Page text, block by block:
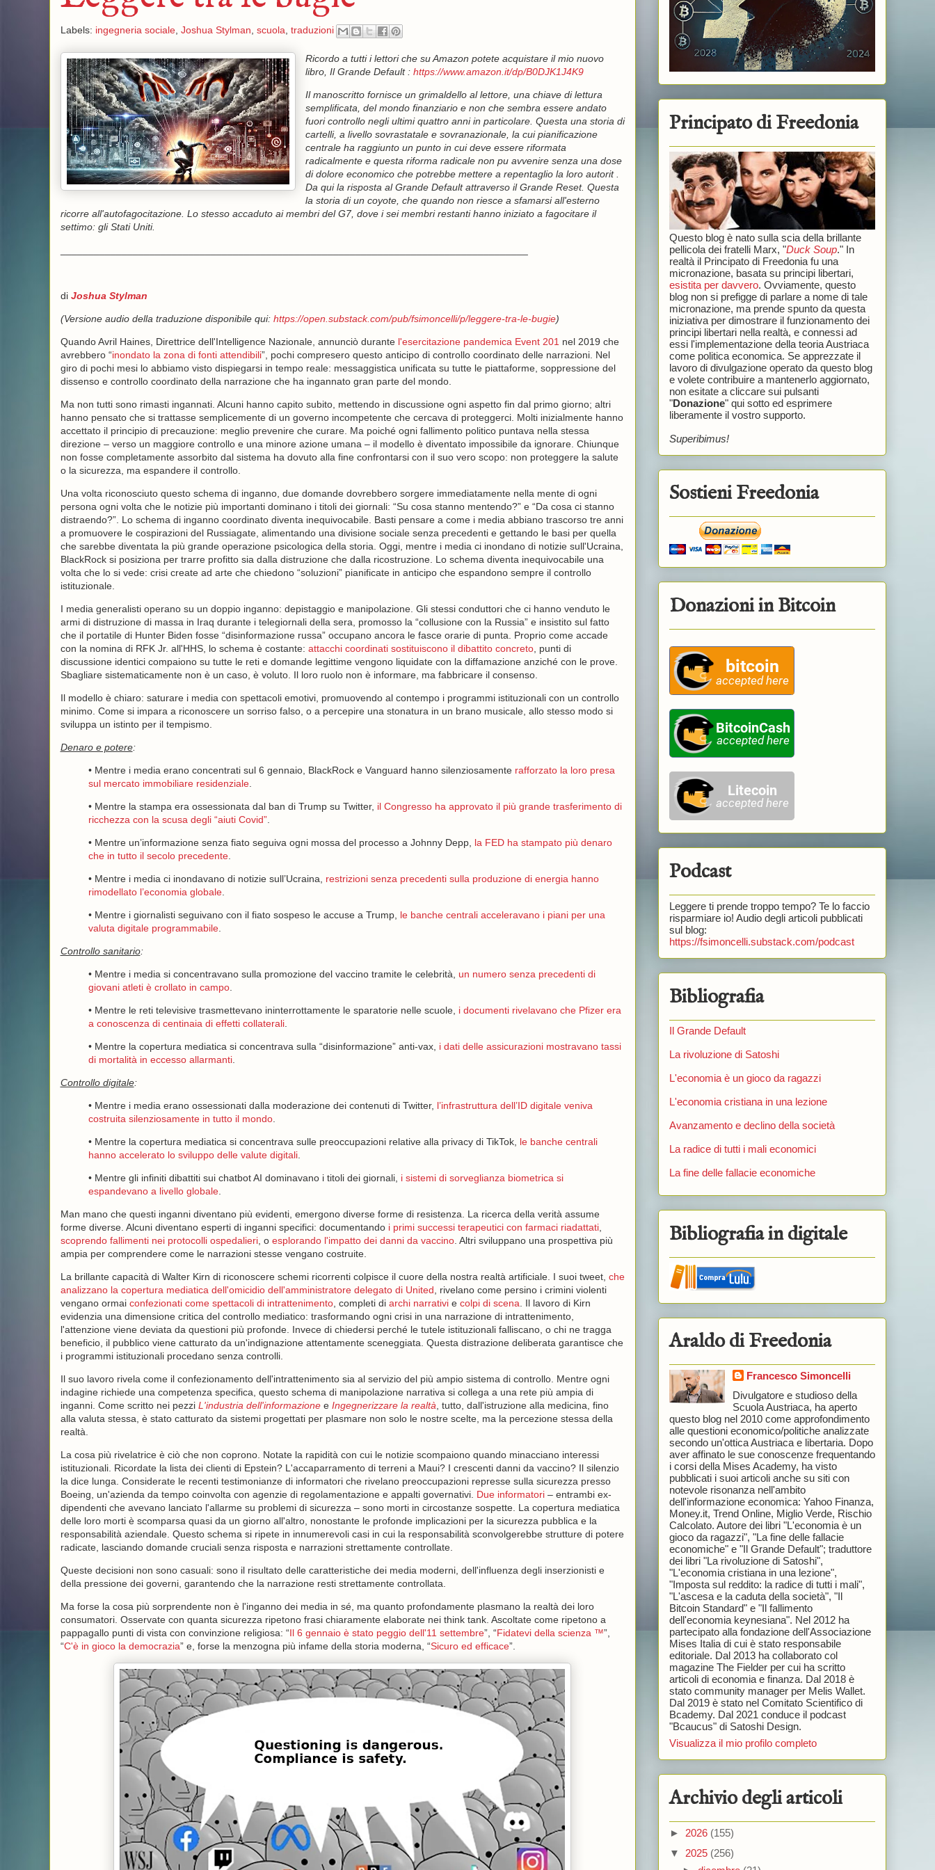
Labels: ingegneria sociale, Joshua Stylman, scuola, traduzioni
Ricordo a tutti i lettori che su Amazon potete acquistare il mio nuovo
libro, Il Grande Default : https://www.amazon.it/dp/B0DJK1J4K9
Il manoscritto fornisce un grimaldello al lettore, una chiave di lettura
semplificata, del mondo finanziario e non che sembra essere andato
fuori controllo negli ultimi quattro anni in particolare. Questa una storia di
cartelli, a livello sovrastatale e sovranazionale, la cui pianificazione
centrale ha raggiunto un punto in cui deve essere riformata
radicalmente e questa riforma radicale non pu avvenire senza una dose
di dolore economico che potrebbe mettere a repentaglio la loro autorit .
Da qui la risposta al Grande Default attraverso il Grande Reset. Questa
la storia di un coyote, che quando non riesce a sfamarsi all'esterno
ricorre all'autofagocitazione. Lo stesso accaduto ai membri del G7, dove i sei membri restanti hanno iniziato a fagocitare il
settimo: gli Stati Uniti.
di Joshua Stylman
(Versione audio della traduzione disponibile qui: https://open.substack.com/pub/fsimoncelli/p/leggere-tra-le-bugie)
Quando Avril Haines, Direttrice dell'Intelligence Nazionale, annunciò durante l'esercitazione pandemica Event 201 nel 2019 che
avrebbero “inondato la zona di fonti attendibili”, pochi compresero questo anticipo di controllo coordinato delle narrazioni. Nel
giro di pochi mesi lo abbiamo visto dispiegarsi in tempo reale: messaggistica unificata su tutte le piattaforme, soppressione del
dissenso e controllo coordinato della narrazione che ha ingannato gran parte del mondo.
Ma non tutti sono rimasti ingannati. Alcuni hanno capito subito, mettendo in discussione ogni aspetto fin dal primo giorno; altri
hanno pensato che si trattasse semplicemente di un governo incompetente che cercava di proteggerci. Molti inizialmente hanno
accettato il principio di precauzione: meglio prevenire che curare. Ma poiché ogni fallimento politico puntava nella stessa
direzione – verso un maggiore controllo e una minore azione umana – il modello è diventato impossibile da ignorare. Chiunque
non fosse completamente assorbito dal sistema ha dovuto alla fine confrontarsi con il suo vero scopo: non proteggere la salute
o la sicurezza, ma espandere il controllo.
Una volta riconosciuto questo schema di inganno, due domande dovrebbero sorgere immediatamente nella mente di ogni
persona ogni volta che le notizie più importanti dominano i titoli dei giornali: “Su cosa stanno mentendo?” e “Da cosa ci stanno
distraendo?”. Lo schema di inganno coordinato diventa inequivocabile. Basti pensare a come i media abbiano trascorso tre anni
a promuovere le cospirazioni del Russiagate, alimentando una divisione sociale senza precedenti e gettando le basi per quella
che sarebbe diventata la più grande operazione psicologica della storia. Oggi, mentre i media ci inondano di notizie sull'Ucraina,
BlackRock si posiziona per trarre profitto sia dalla distruzione che dalla ricostruzione. Lo schema diventa inequivocabile una
volta che lo si vede: crisi create ad arte che chiedono “soluzioni” pianificate in anticipo che espandono sempre il controllo
istituzionale.
I media generalisti operano su un doppio inganno: depistaggio e manipolazione. Gli stessi conduttori che ci hanno venduto le
armi di distruzione di massa in Iraq durante i telegiornali della sera, promosso la “collusione con la Russia” e insistito sul fatto
che il portatile di Hunter Biden fosse “disinformazione russa” occupano ancora le fasce orarie di punta. Proprio come accade
con la nomina di RFK Jr. all'HHS, lo schema è costante: attacchi coordinati sostituiscono il dibattito concreto, punti di
discussione identici compaiono su tutte le reti e domande legittime vengono liquidate con la diffamazione anziché con le prove.
Sbagliare sistematicamente non è un caso, è voluto. Il loro ruolo non è informare, ma fabbricare il consenso.
Il modello è chiaro: saturare i media con spettacoli emotivi, promuovendo al contempo i programmi istituzionali con un controllo
minimo. Come si impara a riconoscere un sorriso falso, o a percepire una stonatura in un brano musicale, allo stesso modo si
sviluppa un istinto per il tempismo.
Denaro e potere:
• Mentre i media erano concentrati sul 6 gennaio, BlackRock e Vanguard hanno silenziosamente rafforzato la loro presa
sul mercato immobiliare residenziale.
• Mentre la stampa era ossessionata dal ban di Trump su Twitter, il Congresso ha approvato il più grande trasferimento di
ricchezza con la scusa degli “aiuti Covid”.
• Mentre un’informazione senza fiato seguiva ogni mossa del processo a Johnny Depp, la FED ha stampato più denaro
che in tutto il secolo precedente.
• Mentre i media ci inondavano di notizie sull’Ucraina, restrizioni senza precedenti sulla produzione di energia hanno
rimodellato l’economia globale.
• Mentre i giornalisti seguivano con il fiato sospeso le accuse a Trump, le banche centrali acceleravano i piani per una
valuta digitale programmabile.
Controllo sanitario:
• Mentre i media si concentravano sulla promozione del vaccino tramite le celebrità, un numero senza precedenti di
giovani atleti è crollato in campo.
• Mentre le reti televisive trasmettevano ininterrottamente le sparatorie nelle scuole, i documenti rivelavano che Pfizer era
a conoscenza di centinaia di effetti collaterali.
• Mentre la copertura mediatica si concentrava sulla “disinformazione” anti-vax, i dati delle assicurazioni mostravano tassi
di mortalità in eccesso allarmanti.
Controllo digitale:
• Mentre i media erano ossessionati dalla moderazione dei contenuti di Twitter, l’infrastruttura dell’ID digitale veniva
costruita silenziosamente in tutto il mondo.
• Mentre la copertura mediatica si concentrava sulle preoccupazioni relative alla privacy di TikTok, le banche centrali
hanno accelerato lo sviluppo delle valute digitali.
• Mentre gli infiniti dibattiti sui chatbot AI dominavano i titoli dei giornali, i sistemi di sorveglianza biometrica si
espandevano a livello globale.
Man mano che questi inganni diventano più evidenti, emergono diverse forme di resistenza. La ricerca della verità assume
forme diverse. Alcuni diventano esperti di inganni specifici: documentando i primi successi terapeutici con farmaci riadattati,
scoprendo fallimenti nei protocolli ospedalieri, o esplorando l'impatto dei danni da vaccino. Altri sviluppano una prospettiva più
ampia per comprendere come le narrazioni stesse vengano costruite.
La brillante capacità di Walter Kirn di riconoscere schemi ricorrenti colpisce il cuore della nostra realtà artificiale. I suoi tweet, che
analizzano la copertura mediatica dell'omicidio dell'amministratore delegato di United , rivelano come persino i crimini violenti
vengano ormai confezionati come spettacoli di intrattenimento, completi di archi narrativie colpi di scena . Il lavoro di Kirn
evidenzia una dimensione critica del controllo mediatico: trasformando ogni crisi in una narrazione di intrattenimento,
l'attenzione viene deviata da questioni più profonde. Invece di chiedersi perché le tutele istituzionali falliscano, o chi ne tragga
beneficio, il pubblico viene catturato da un'indignazione attentamente sceneggiata. Questa distrazione deliberata garantisce che
i programmi istituzionali procedano senza controlli.
Il suo lavoro rivela come il confezionamento dell'intrattenimento sia al servizio del più ampio sistema di controllo. Mentre ogni
indagine richiede una competenza specifica, questo schema di manipolazione narrativa si collega a una rete più ampia di
inganni. Come scritto nei pezzi L'industria dell'informazionee Ingegnerizzare la realtà , tutto, dall'istruzione alla medicina, fino
alla valuta stessa, è stato catturato da sistemi progettati per plasmare non solo le nostre scelte, ma la percezione stessa della
realtà.
La cosa più rivelatrice è ciò che non coprono. Notate la rapidità con cui le notizie scompaiono quando minacciano interessi
istituzionali. Ricordate la lista dei clienti di Epstein? L'accaparramento di terreni a Maui? I crescenti danni da vaccino? Il silenzio
la dice lunga. Considerate le recenti testimonianze di informatori che rivelano preoccupazioni represse sulla sicurezza presso
Boeing, un'azienda da tempo coinvolta con agenzie di regolamentazione e appalti governativi. Due informatori– entrambi ex-
dipendenti che avevano lanciato l'allarme su problemi di sicurezza – sono morti in circostanze sospette. La copertura mediatica
delle loro morti è scomparsa quasi da un giorno all'altro, nonostante le profonde implicazioni per la sicurezza pubblica e la
responsabilità aziendale. Questo schema si ripete in innumerevoli casi in cui la responsabilità sconvolgerebbe strutture di potere
radicate, lasciando domande cruciali senza risposta e narrazioni strettamente controllate.
Queste decisioni non sono casuali: sono il risultato delle caratteristiche dei media moderni, dell'influenza degli inserzionisti e
della pressione dei governi, garantendo che la narrazione resti strettamente controllata.
Ma forse la cosa più sorprendente non è l'inganno dei media in sé, ma quanto profondamente plasmano la realtà dei loro
consumatori. Osservate con quanta sicurezza ripetono frasi chiaramente elaborate nei think tank. Ascoltate come ripetono a
pappagallo punti di vista con convinzione religiosa: “Il 6 gennaio è stato peggio dell'11 settembre”, “Fidatevi della scienza ™”,
“C'è in gioco la democrazia” e, forse la menzogna più infame della storia moderna, “Sicuro ed efficace”.
Principato di Freedonia
Questo blog è nato sulla scia della brillante
pellicola dei fratelli Marx, "Duck Soup." In
realtà il Principato di Freedonia fu una
micronazione, basata su principi libertari,
esistita per davvero. Ovviamente, questo
blog non si prefigge di parlare a nome di tale
micronazione, ma prende spunto da questa
iniziativa per dimostrare il funzionamento dei
principi libertari nella realtà, e connessi ad
essi l'implementazione della teoria Austriaca
come politica economica. Se apprezzate il
lavoro di divulgazione operato da questo blog
e volete contribuire a mantenerlo aggiornato,
non esitate a cliccare sui pulsanti
"Donazione" qui sotto ed esprimere
liberamente il vostro supporto.
Superibimus!
Sostieni Freedonia
Donazioni in Bitcoin
Podcast
Leggere ti prende troppo tempo? Te lo faccio
risparmiare io! Audio degli articoli pubblicati
sul blog:
https://fsimoncelli.substack.com/podcast
Bibliografia
Il Grande Default
La rivoluzione di Satoshi
L'economia è un gioco da ragazzi
L'economia cristiana in una lezione
Avanzamento e declino della società
La radice di tutti i mali economici
La fine delle fallacie economiche
Bibliografia in digitale
Araldo di Freedonia
Francesco Simoncelli
Divulgatore e studioso della
Scuola Austriaca, ha aperto
questo blog nel 2010 come approfondimento
alle questioni economico/politiche analizzate
secondo un'ottica Austriaca e libertaria. Dopo
aver affinato le sue conoscenze frequentando
i corsi della Mises Academy, ha visto
pubblicati i suoi articoli anche su siti con
notevole risonanza nell'ambito
dell'informazione economica: Yahoo Finanza,
Money.it, Trend Online, Miglio Verde, Rischio
Calcolato. Autore dei libri "L'economia è un
gioco da ragazzi", "La fine delle fallacie
economiche" e "Il Grande Default"; traduttore
dei libri "La rivoluzione di Satoshi",
"L'economia cristiana in una lezione",
"Imposta sul reddito: la radice di tutti i mali",
"L'ascesa e la caduta della società", "Il
Bitcoin Standard" e "Il fallimento
dell'economia keynesiana". Nel 2012 ha
partecipato alla fondazione dell'Associazione
Mises Italia di cui è stato responsabile
editoriale. Dal 2013 ha collaborato col
magazine The Fielder per cui ha scritto
articoli di economia e finanza. Dal 2018 è
stato community manager per Melis Wallet.
Dal 2019 è stato nel Comitato Scientifico di
Bcademy. Dal 2021 conduce il podcast
"Bcaucus" di Satoshi Design.
Visualizza il mio profilo completo
Archivio degli articoli
► 2026 (155)
▼ 2025 (256)